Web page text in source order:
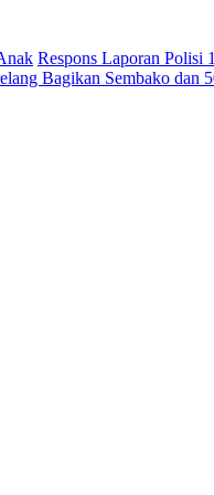
Respons Laporan Polisi
Bagikan Sembako dan